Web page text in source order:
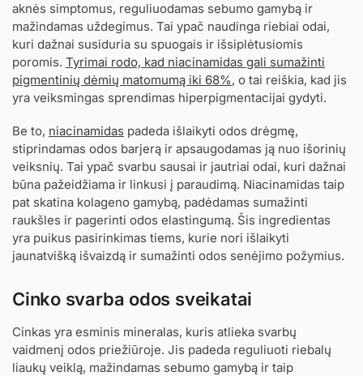
aknės simptomus, reguliuodamas sebumo gamybą ir
mažindamas uždegimus. Tai ypač naudinga riebiai odai,
kuri dažnai susiduria su spuogais ir išsiplėtusiomis
poromis. Tyrimai rodo, kad niacinamidas gali sumažinti
pigmentinių dėmių matomumą iki 68%, o tai reiškia, kad jis
yra veiksmingas sprendimas hiperpigmentacijai gydyti.
Be to, niacinamidas padeda išlaikyti odos drėgmę,
stiprindamas odos barjerą ir apsaugodamas ją nuo išorinių
veiksnių. Tai ypač svarbu sausai ir jautriai odai, kuri dažnai
būna pažeidžiama ir linkusi į paraudimą. Niacinamidas taip
pat skatina kolageno gamybą, padėdamas sumažinti
raukšles ir pagerinti odos elastingumą. Šis ingredientas
yra puikus pasirinkimas tiems, kurie nori išlaikyti
jaunatvišką išvaizdą ir sumažinti odos senėjimo požymius.
Cinko svarba odos sveikatai
Cinkas yra esminis mineralas, kuris atlieka svarbų
vaidmenį odos priežiūroje. Jis padeda reguliuoti riebalų
liaukų veiklą, mažindamas sebumo gamybą ir taip